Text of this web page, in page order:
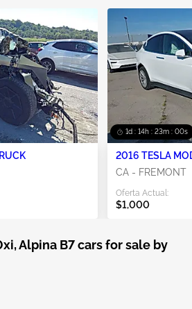
1d : 14h : 23m : 00s
2016 TESLA
CA - FREMONT
Oferta Actual:
$1,000
Alpina B7 cars for sale by